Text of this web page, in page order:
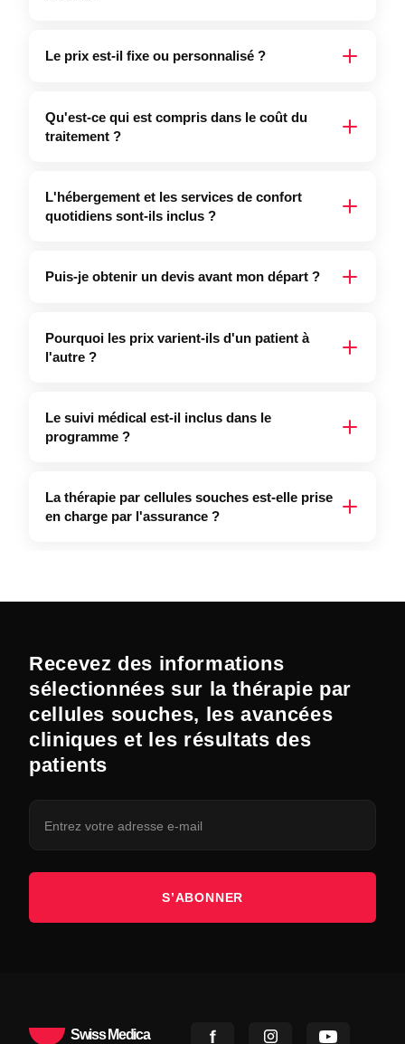
Le prix est-il fixe ou personnalisé ?
Qu'est-ce qui est compris dans le coût du
traitement ?
L'hébergement et les services de confort
quotidiens sont-ils inclus ?
Puis-je obtenir un devis avant mon départ ?
Pourquoi les prix varient-ils d'un patient à
l'autre ?
Le suivi médical est-il inclus dans le
programme ?
La thérapie par cellules souches est-elle prise
en charge par l'assurance ?
Recevez des informations
sélectionnées sur la thérapie par
cellules souches, les avancées
cliniques et les résultats des
patients
S’ABONNER
Swiss Medica